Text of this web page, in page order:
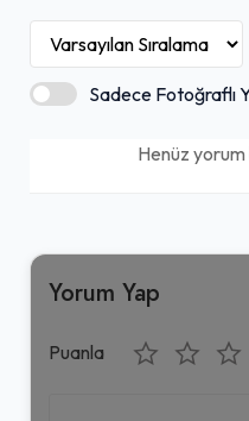
Sadece Fotoğraflı
Henüz
Yorum Yap
Puanla